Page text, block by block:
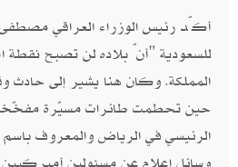
أكّد رئيس الوزراء العراقي
للسعودية "أنّ بلاده لن تصبح
المملكة. وكان هنا يشير إلى حادث
حين تحطمت طائرات مسيّرة
الرئيسي في الرياض والمعروف
وسائل إعلام عن مسئولين أميركيين